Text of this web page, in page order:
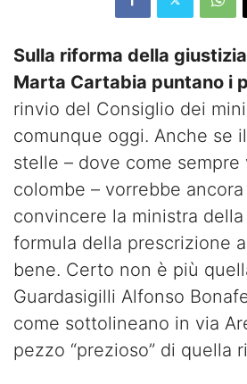
Sulla riforma della
Marta Cartabia puntano i
rinvio del Consiglio dei
comunque oggi. Anche se
stelle – dove come
colombe – vorrebbe
convincere la ministra
formula della prescrizione
bene. Certo non è più
Guardasigilli Alfonso
come sottolineano in via
pezzo “prezioso” di quella